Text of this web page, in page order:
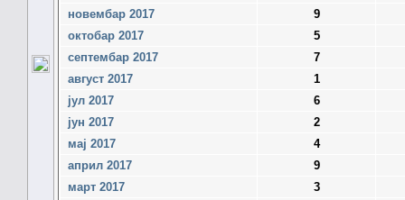
новембар 2017
9
октобар 2017
5
септембар 2017
7
август 2017
1
јул 2017
6
јун 2017
2
мај 2017
4
април 2017
9
март 2017
3